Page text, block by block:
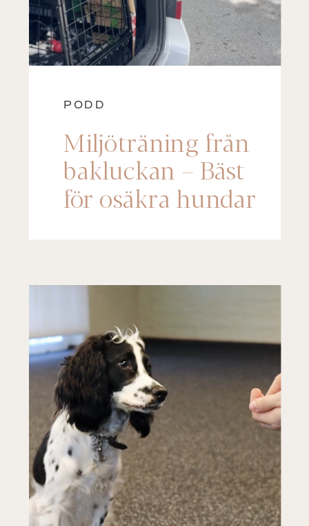
PODD
Miljöträning från
bakluckan – Bäst
för osäkra hundar